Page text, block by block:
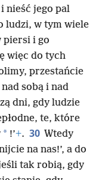
nieść jego pal
ludzi, w tym wiele
piersi i go
więc do tych
przestańcie
sobą i nad
dni, gdy ludzie
te, które
* !’+. 30 Wtedy
na nas!’, a do
tak robią, gdy